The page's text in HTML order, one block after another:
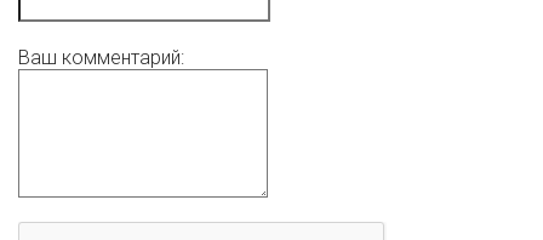
Ваш комментарий: